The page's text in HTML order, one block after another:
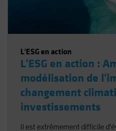
L'ESG en action
L'ESG en action :
modélisation de
changement
investissements
Il est extrêmement difficile